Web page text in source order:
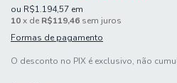
ou R$1.194,57 em
10x de R$119,46 sem juros
Formas de pagamento
O desconto no PIX é exclusivo, não